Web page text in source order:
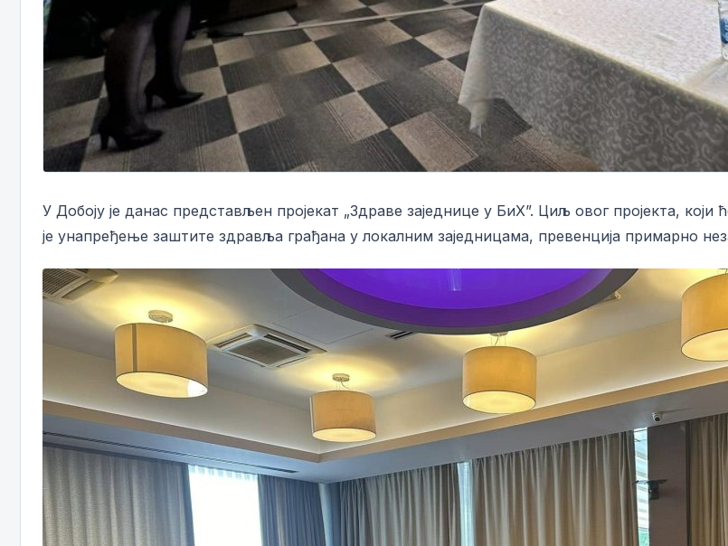
У Добоју је данас представљен пројекат „Здраве заједнице у БиХ”. Циљ овог пројекта,
је унапређење заштите здравља грађана у локалним заједницама, превенција примарно